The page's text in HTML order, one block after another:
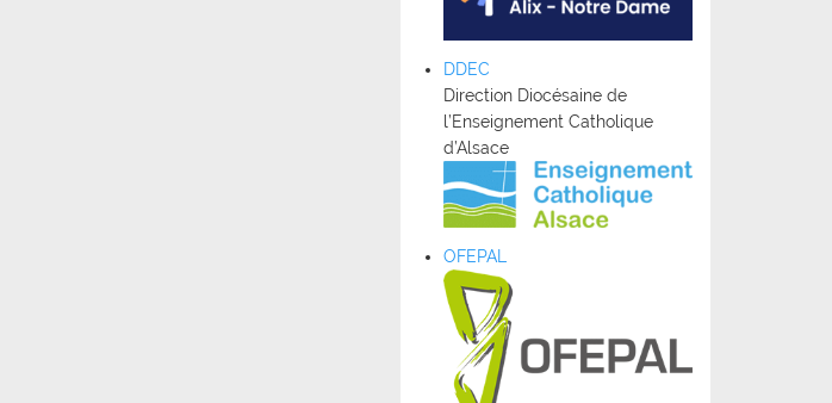
DDEC
Direction Diocésaine de
l’Enseignement Catholique
d’Alsace
OFEPAL